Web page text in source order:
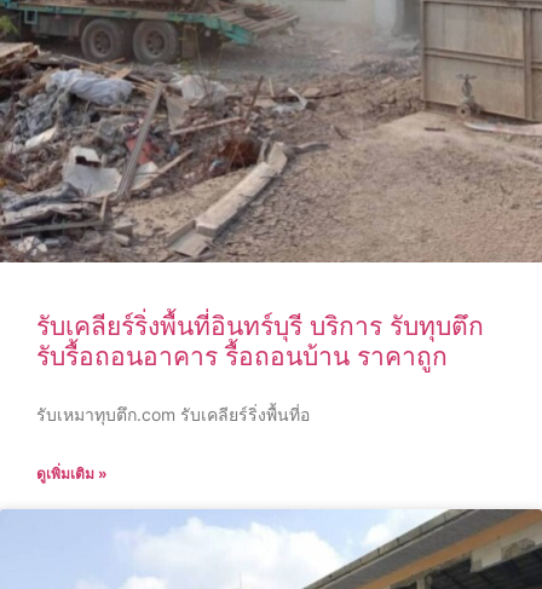
รับเคลียร์ริ่งพื้นที่อินทร์บุรี บริการ รับทุบตึก
รับรื้อถอนอาคาร รื้อถอนบ้าน ราคาถูก
รับเหมาทุบตึก.com รับเคลียร์ริ่งพื้นที่อ
ดูเพิ่มเติม »